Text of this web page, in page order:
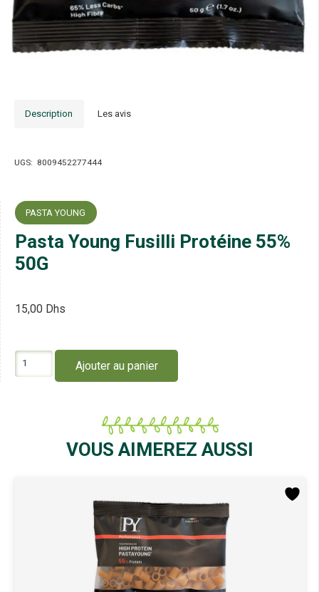
Description Les avis
UGS: 8009452277444
PASTA YOUNG
Pasta Young Fusilli Protéine 55%
50G
15,00 Dhs
Ajouter au panier
VOUS AIMEREZ AUSSI